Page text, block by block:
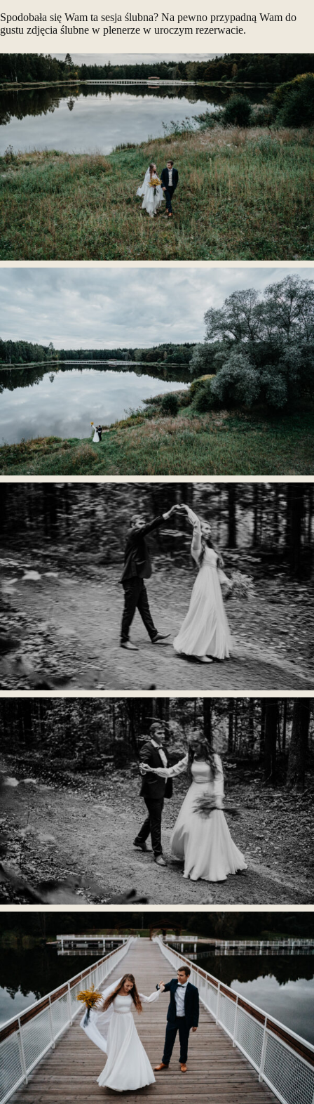
Spodobała się Wam ta sesja ślubna? Na pewno przypadną Wam do
gustu zdjęcia ślubne w plenerze w uroczym rezerwacie.